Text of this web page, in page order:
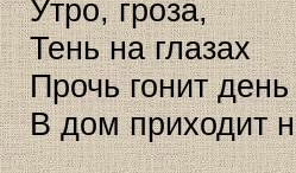
Утро, гроза,
Тень на глазах
Прочь гонит день
В дом приходит